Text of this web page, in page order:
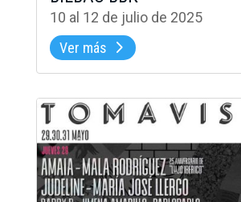
10 al 12 de julio de 2025
Ver más